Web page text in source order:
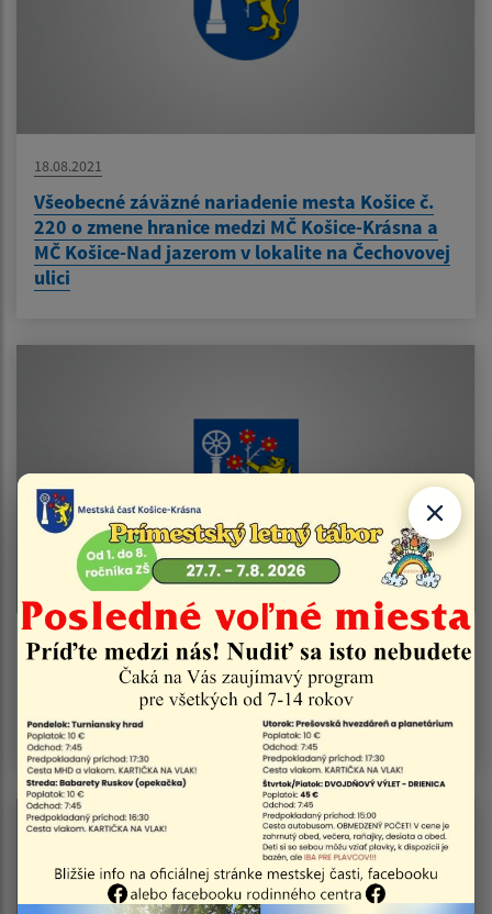
18.08.2021
Všeobecné záväzné nariadenie mesta Košice č.
220 o zmene hranice medzi MČ Košice-Krásna a
MČ Košice-Nad jazerom v lokalite na Čechovovej
ulici
06.08.2021
Výzva na predkladanie ponúk pre zákazku :
Rekonštrukcia komunikácie na Prašnej II. etapa
+napojenie